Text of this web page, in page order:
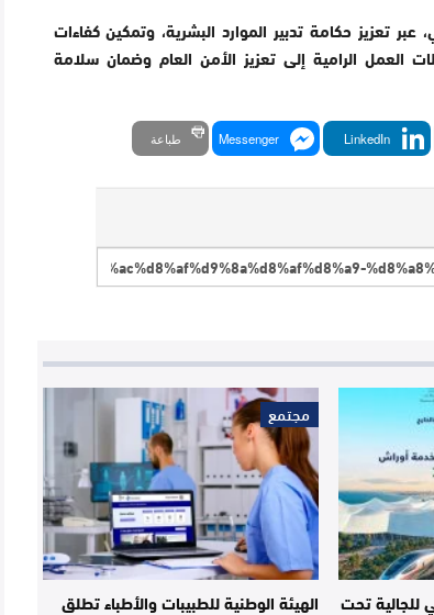
تعزيز حكامة تدبير الموارد البشرية، وتمكين كفاءات
الرامية إلى تعزيز الأمن العام وضمان سلامة
LinkedIn
Messenger طباعة
للجالية تحت
مجتمع
الهيئة الوطنية للطبيبات والأطباء تطلق